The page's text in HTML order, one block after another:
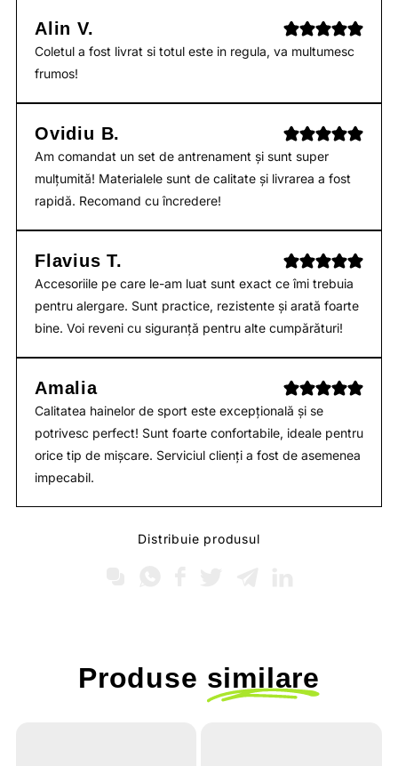
Alin V.
Coletul a fost livrat si totul este in regula, va multumesc
frumos!
Ovidiu B.
Am comandat un set de antrenament și sunt super
mulțumită! Materialele sunt de calitate și livrarea a fost
rapidă. Recomand cu încredere!
Flavius T.
Accesoriile pe care le-am luat sunt exact ce îmi trebuia
pentru alergare. Sunt practice, rezistente și arată foarte
bine. Voi reveni cu siguranță pentru alte cumpărături!
Amalia
Calitatea hainelor de sport este excepțională și se
potrivesc perfect! Sunt foarte confortabile, ideale pentru
orice tip de mișcare. Serviciul clienți a fost de asemenea
impecabil.
Distribuie produsul
Produse similare